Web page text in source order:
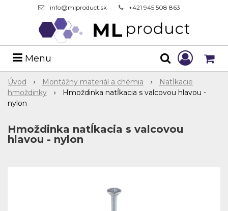
info@mlproduct.sk +421 945 508 863
Menu
Úvod Montážny materiál a chémia
Natĺkacie
hmoždinky
Hmoždinka natĺkacia s valcovou hlavou -
nylon
Hmoždinka natĺkacia s valcovou
hlavou - nylon